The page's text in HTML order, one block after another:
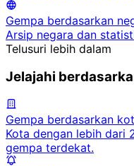
Gempa berdasarkan
Arsip negara dan
Telusuri lebih dalam
Jelajahi
Gempa berdasarkan
Kota dengan lebih dari
gempa terdekat.